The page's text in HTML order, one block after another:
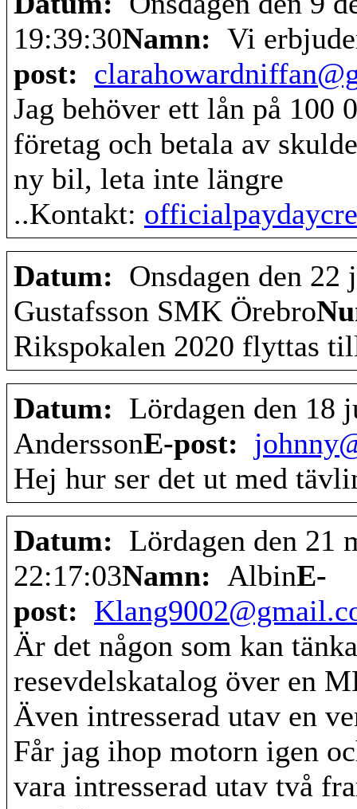
19:39:30Namn: Vi
post:
Jag behöver ett lån på 100
företag och betala av
ny bil, leta inte längre
..Kontakt:
Datum: Onsdagen den
Gustafsson SMK Örebro
Rikspokalen 2020 flyttas
Datum: Lördagen den 18
AnderssonE-post:
Hej hur ser det ut med
Datum: Lördagen den 21
22:17:03Namn: AlbinE-
post:
Är det någon som kan
resevdelskatalog över en
Även intresserad utav en
Får jag ihop motorn igen
vara intresserad utav två